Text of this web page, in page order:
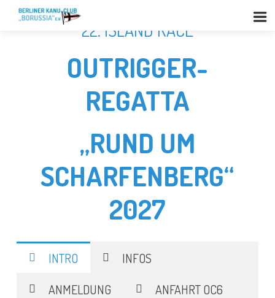
22. ISLAND RACE
OUTRIGGER-
REGATTA
„RUND UM
SCHARFENBERG“
2027
INTRO
INFOS
ANMELDUNG
ANFAHRT OC6